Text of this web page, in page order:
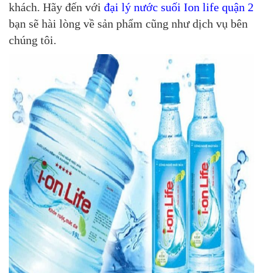
khách. Hãy đến với đại lý nước suối Ion life quận 2
bạn sẽ hài lòng về sản phẩm cũng như dịch vụ bên
chúng tôi.